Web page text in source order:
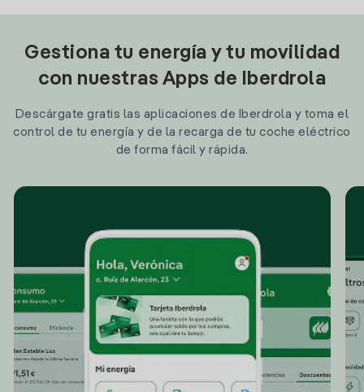
Gestiona tu energía y tu movilidad
con nuestras Apps de Iberdrola
Descárgate gratis las aplicaciones de Iberdrola y toma el
control de tu energía y de la recarga de tu coche eléctrico
de forma fácil y rápida.